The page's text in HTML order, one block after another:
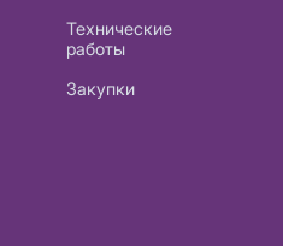
Технические
работы
Закупки